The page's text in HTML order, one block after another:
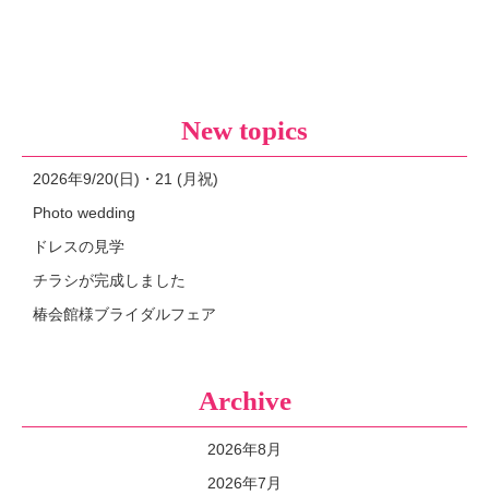
New topics
2026年9/20(日)・21 (月祝)
Photo wedding
ドレスの見学
チラシが完成しました
椿会館様ブライダルフェア
Archive
2026年8月
2026年7月